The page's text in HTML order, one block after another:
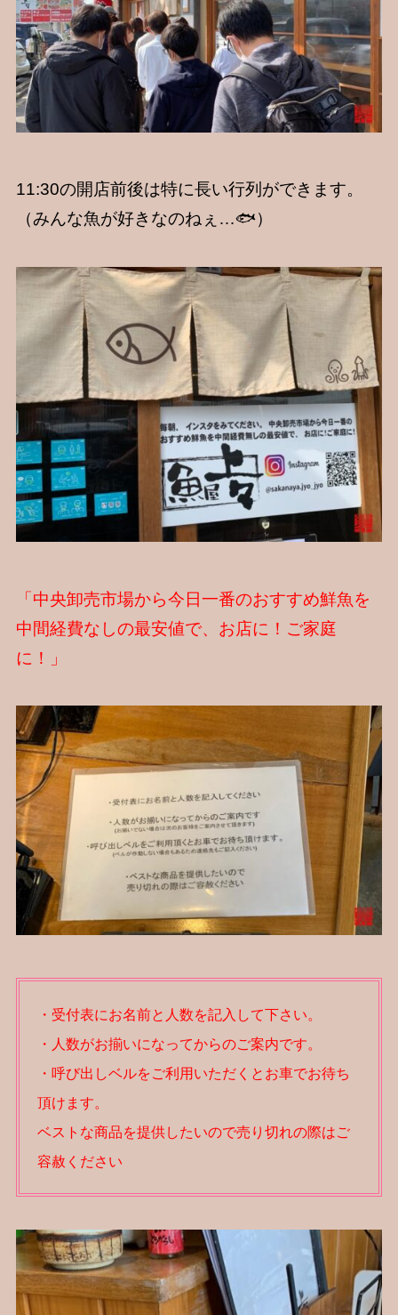
11:30の開店前後は特に長い行列ができます。
（みんな魚が好きなのねぇ…🐟）
「中央卸売市場から今日一番のおすすめ鮮魚を
中間経費なしの最安値で、お店に！ご家庭
に！」
・受付表にお名前と人数を記入して下さい。
・人数がお揃いになってからのご案内です。
・呼び出しベルをご利用いただくとお車でお待ち
頂けます。
ベストな商品を提供したいので売り切れの際はご
容赦ください